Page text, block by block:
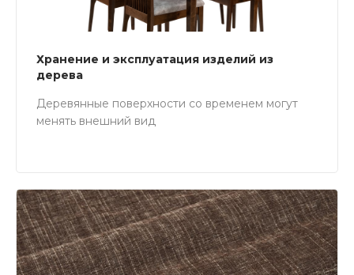
Хранение и эксплуатация изделий из
дерева
Деревянные поверхности со временем могут
менять внешний вид